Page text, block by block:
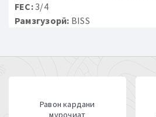
FEC:3/4
Рамзгузорӣ: BISS
Равон кардани